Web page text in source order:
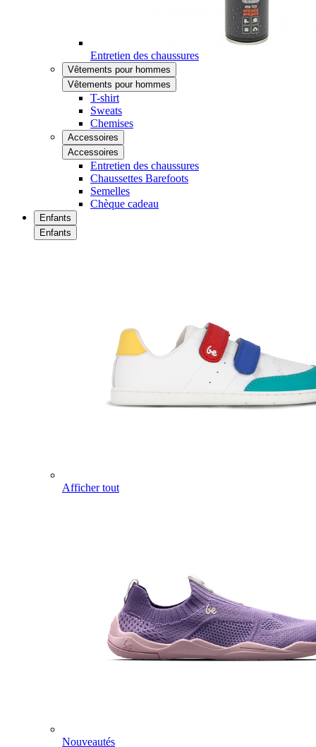
Entretien des chaussures
Vêtements pour hommes
Vêtements pour hommes
T-shirt
Sweats
Chemises
Accessoires
Accessoires
Entretien des chaussures
Chaussettes Barefoots
Semelles
Chèque cadeau
Enfants
Enfants
Afficher tout
Nouveautés